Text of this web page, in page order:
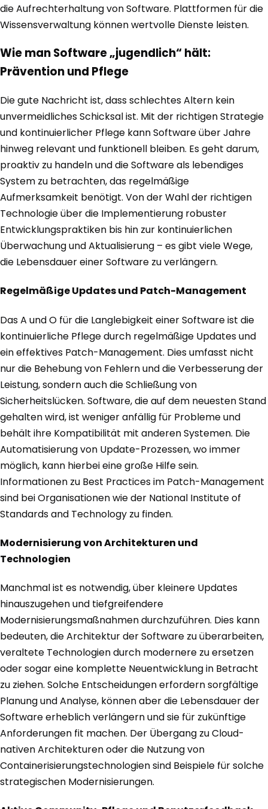
die Aufrechterhaltung von Software. Plattformen für die
Wissensverwaltung können wertvolle Dienste leisten.
Wie man Software „jugendlich“ hält:
Prävention und Pflege
Die gute Nachricht ist, dass schlechtes Altern kein
unvermeidliches Schicksal ist. Mit der richtigen Strategie
und kontinuierlicher Pflege kann Software über Jahre
hinweg relevant und funktionell bleiben. Es geht darum,
proaktiv zu handeln und die Software als lebendiges
System zu betrachten, das regelmäßige
Aufmerksamkeit benötigt. Von der Wahl der richtigen
Technologie über die Implementierung robuster
Entwicklungspraktiken bis hin zur kontinuierlichen
Überwachung und Aktualisierung – es gibt viele Wege,
die Lebensdauer einer Software zu verlängern.
Regelmäßige Updates und Patch-Management
Das A und O für die Langlebigkeit einer Software ist die
kontinuierliche Pflege durch regelmäßige Updates und
ein effektives Patch-Management. Dies umfasst nicht
nur die Behebung von Fehlern und die Verbesserung der
Leistung, sondern auch die Schließung von
Sicherheitslücken. Software, die auf dem neuesten Stand
gehalten wird, ist weniger anfällig für Probleme und
behält ihre Kompatibilität mit anderen Systemen. Die
Automatisierung von Update-Prozessen, wo immer
möglich, kann hierbei eine große Hilfe sein.
Informationen zu Best Practices im Patch-Management
sind bei Organisationen wie der National Institute of
Standards and Technology zu finden.
Modernisierung von Architekturen und
Technologien
Manchmal ist es notwendig, über kleinere Updates
hinauszugehen und tiefgreifendere
Modernisierungsmaßnahmen durchzuführen. Dies kann
bedeuten, die Architektur der Software zu überarbeiten,
veraltete Technologien durch modernere zu ersetzen
oder sogar eine komplette Neuentwicklung in Betracht
zu ziehen. Solche Entscheidungen erfordern sorgfältige
Planung und Analyse, können aber die Lebensdauer der
Software erheblich verlängern und sie für zukünftige
Anforderungen fit machen. Der Übergang zu Cloud-
nativen Architekturen oder die Nutzung von
Containerisierungstechnologien sind Beispiele für solche
strategischen Modernisierungen.